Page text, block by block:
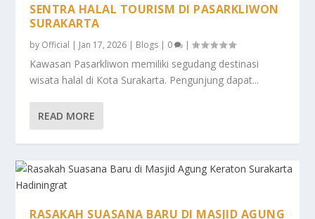
SENTRA HALAL TOURISM DI PASARKLIWON
SURAKARTA
by Official | Jan 17, 2026 | Blogs | 0 |
Kawasan Pasarkliwon memiliki segudang destinasi
wisata halal di Kota Surakarta. Pengunjung dapat...
READ MORE
RASAKAH SUASANA BARU DI MASJID AGUNG